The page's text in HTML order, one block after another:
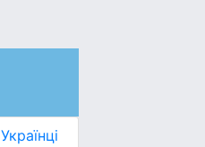
Українці